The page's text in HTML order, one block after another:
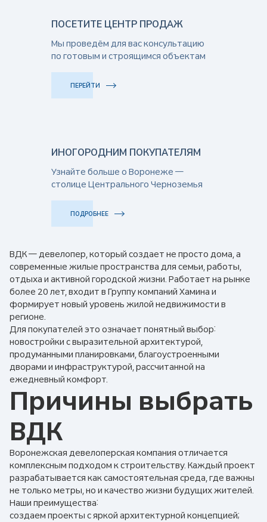
ПОСЕТИТЕ ЦЕНТР ПРОДАЖ
Мы проведём для вас консультацию
по готовым и строящимся объектам
ПЕРЕЙТИ
ИНОГОРОДНИМ ПОКУПАТЕЛЯМ
Узнайте больше о Воронеже —
столице Центрального Черноземья
ПОДРОБНЕЕ
ВДК — девелопер, который создает не просто дома, а
современные жилые пространства для семьи, работы,
отдыха и активной городской жизни. Работает на рынке
более 20 лет, входит в Группу компаний Хамина и
формирует новый уровень жилой недвижимости в
регионе.
Для покупателей это означает понятный выбор:
новостройки с выразительной архитектурой,
продуманными планировками, благоустроенными
дворами и инфраструктурой, рассчитанной на
ежедневный комфорт.
Причины выбрать
ВДК
Воронежская девелоперская компания отличается
комплексным подходом к строительству. Каждый проект
разрабатывается как самостоятельная среда, где важны
не только метры, но и качество жизни будущих жителей.
Наши преимущества:
создаем проекты с яркой архитектурной концепцией;